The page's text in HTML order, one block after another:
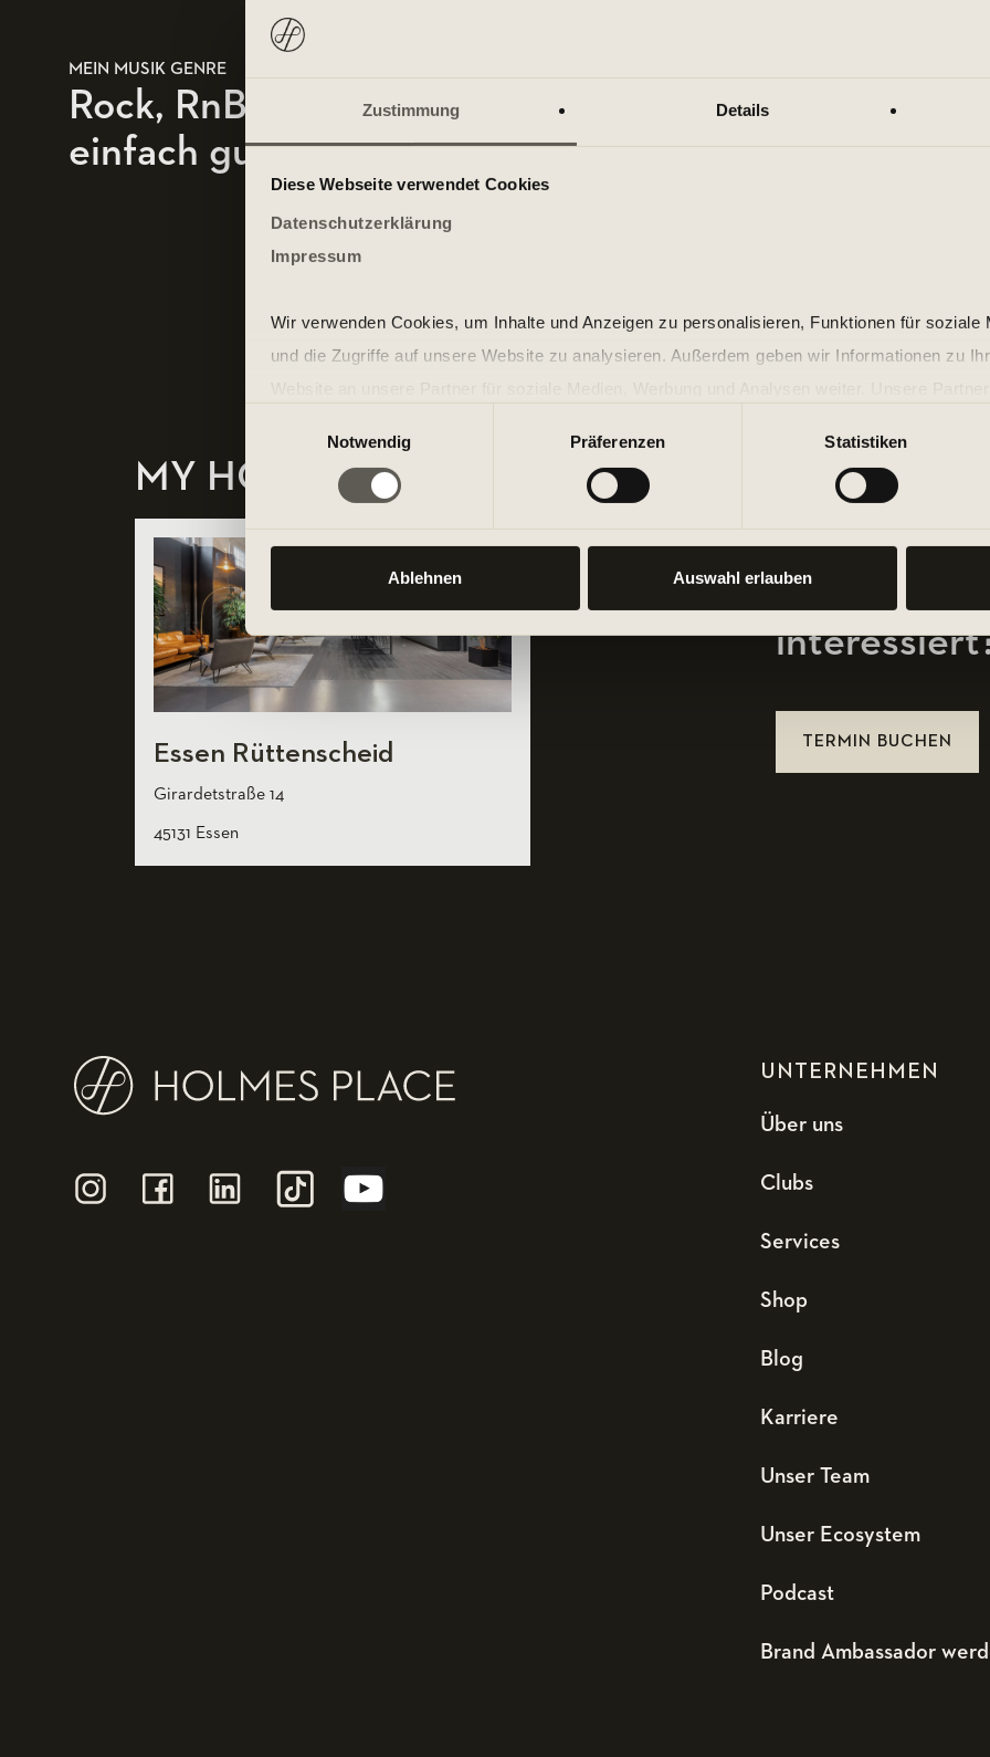
Zustimmung Details
Diese Webseite verwendet Cookies
Datenschutzerklärung
Impressum
Wir verwenden Cookies, um Inhalte und Anzeigen zu personalisieren, Funktionen für soziale
und die Zugriffe auf unsere Website zu analysieren. Außerdem geben wir Informationen zu
der Dienste gesammelt haben.
Notwendig
Präferenzen Statistiken
Ablehnen Auswahl erlauben
MEIN MUSIK GENRE
Rock, RnB, Soul, Jazz -
einfach gute Musik!
DEUTSCH GRIECHISCH
MY HOMECLUB
Essen Rüttenscheid
Girardetstraße 14
45131 Essen
Bist du an
TERMIN BUCHEN
UNTERNEHMEN
Über uns
Clubs
Services
Shop
Blog
Karriere
Unser Team
Unser Ecosystem
Podcast
Brand Ambassador